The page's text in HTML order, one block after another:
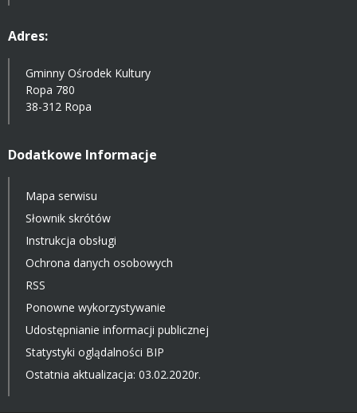
Adres:
Gminny Ośrodek Kultury
Ropa 780
38-312 Ropa
Dodatkowe Informacje
Mapa serwisu
Słownik skrótów
Instrukcja obsługi
Ochrona danych osobowych
RSS
Ponowne wykorzystywanie
Udostępnianie informacji publicznej
Statystyki oglądalności BIP
Ostatnia aktualizacja: 03.02.2020r.